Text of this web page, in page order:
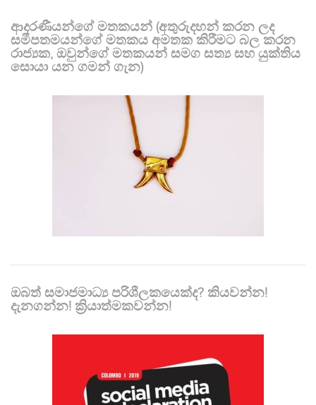
ආදරණීයන්ගේ මතකයන් (අතුරුදහන් කරන ලද
සමීපතමයන්ගේ මතකය අමතක කිරීමට බල කරන
රාජ්‍යක, ඔවුන්ගේ මතකයන් සමග සත්‍ය සහ යුක්තිය
සොයා යන ගමන් ගැන)
ඔබත් සමාජමාධ්‍ය පරිශීලකයෙක්ද? කියවන්න!
දැනගන්න! ක්‍රියාත්මකවන්න!